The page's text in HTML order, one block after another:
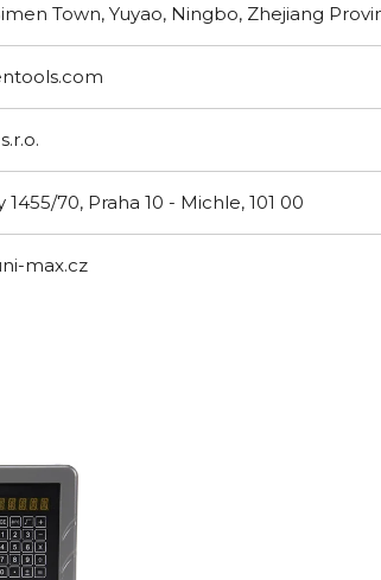
Town, Yuyao, Ningbo, Zhejiang
70, Praha 10 - Michle, 101 00
max.cz